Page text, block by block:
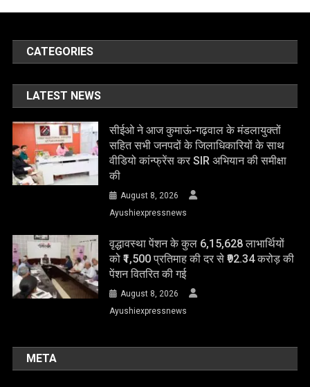
CATEGORIES
LATEST NEWS
सीईओ ने आज कुमाऊं-गढ़वाल के मंडलायुक्तों
सहित सभी जनपदों के जिलाधिकारियों के साथ
वीडियो कांन्फ्रेंस कर SIR अभियान की समीक्षा
की
August 8, 2026
Ayushiexpressnews
वृद्धावस्था पेंशन के कुल 6,15,628 लाभार्थियों
को ₹1,500 प्रतिमाह की दर से ₹92.34 करोड़ की
पेंशन वितरित की गई
August 8, 2026
Ayushiexpressnews
META